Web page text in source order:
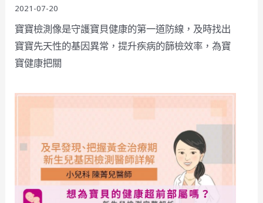
2021-07-20
寶寶檢測像是守護寶貝健康的第一道防線，及時找出
寶寶先天性的基因異常，提升疾病的篩檢效率，為寶
寶健康把關